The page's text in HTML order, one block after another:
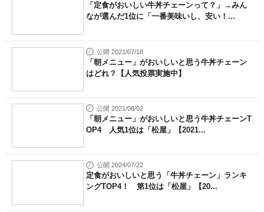
「定食がおいしい牛丼チェーンって？」→みん
なが選んだ1位に「一番美味いし、安い！...
公開 2021/07/18
「朝メニュー」がおいしいと思う牛丼チェーン
はどれ？【人気投票実施中】
公開 2021/08/02
「朝メニュー」がおいしいと思う牛丼チェーンT
OP4 人気1位は「松屋」【2021...
公開 2024/07/22
定食がおいしいと思う「牛丼チェーン」ランキ
ングTOP4！ 第1位は「松屋」【20...